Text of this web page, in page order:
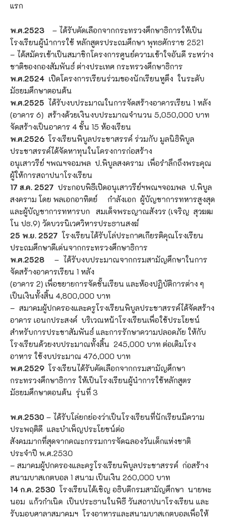
แรก
พ.ศ.2523
– ได้รับคัดเลือกจากกระทรวงศึกษาธิการให้เป็น
โรงเรียนผู้นำการใช้ หลักสูตรประถมศึกษา พุทธศักราช 2521
– ได้สมัครเข้าเป็นสมาชิกโครงการศูนย์ความเข้าใจอันดี ระหว่าง
ชาติของกองสัมพันธ์ ต่างประเทศ กระทรวงศึกษาธิการ
พ.ศ.2524 เปิดโครงการเรียนร่วมของนักเรียนหูตึง ในระดับ
มัธยมศึกษาตอนต้น
พ.ศ.2525 ได้รับงบประมาณในการจัดสร้างอาคารเรียน 1 หลัง
(อาคาร 6) สร้างด้วยเงินงบประมาณจำนวน 5,050,000 บาท
จัดสร้างเป็นอาคาร 4 ชั้น 15 ห้องเรียน
พ.ศ.2526 โรงเรียนพิบูลประชาสรรค์ ร่วมกับ มูลนิธิพิบูล
ประชาสรรค์ได้จัดหาทุนในโครงการก่อสร้าง
อนุเสาวรีย์ ฯพณฯจอมพล ป.พิบูลสงคราม เพื่อรำลึกถึงพระคุณ
ผู้ให้การสถาปนาโรงเรียน
17 ส.ค. 2527 ประกอบพิธีเปิดอนุเสาวรีย์ฯพณฯจอมพล ป.พิบูล
สงคราม โดย พลเอกอาทิตย์ กำลังเอก ผู้บัญชาการทหารสูงสุด
และผู้บัญชาการทหารบก สมเด็จพระญาณสังวร (เจริญ สุวฆฒ
โน ปธ.9) วัดบวรนิเวศวิหารประธานสงฆ์
25 พ.ย. 2527 โรงเรียนได้รับโล่ประกาศเกียรติคุณโรงเรียน
ประถมศึกษาดีเด่นจากกระทรวงศึกษาธิการ
พ.ศ.2528 – ได้รับงบประมาณจากกรมสามัญศึกษาในการ
จัดสร้างอาคารเรียน 1 หลัง
(อาคาร 2) เพื่อขยายการจัดชั้นเรียน และห้องปฏิบัติการต่าง ๆ
เป็นเงินทั้งสิ้น 4,800,000 บาท
– สมาคมผู้ปกครองและครูโรงเรียนพิบูลประชาสรรค์ได้จัดสร้าง
อาคาร เอนกประสงค์ บริเวณหน้าโรงเรียนเพื่อใช้ประโยชน์
สำหรับการประชาสัมพันธ์ และการรักษาความปลอดภัย ให้กับ
โรงเรียนด้วยงบประมาณทั้งสิ้น 245,000 บาท ต่อเติมโรง
อาหาร ใช้งบประมาณ 476,000 บาท
พ.ศ.2529 โรงเรียนได้รับคัดเลือกจากกรมสามัญศึกษา
กระทรวงศึกษาธิการ ให้เป็นโรงเรียนผู้นำการใช้หลักสูตร
มัธยมศึกษาตอนต้น รุ่นที่ 3
พ.ศ.2530 – ได้รับโล่ยกย่องว่าเป็นโรงเรียนที่นักเรียนมีความ
ประพฤติดี และบำเพ็ญประโยชน์ต่อ
สังคมมากที่สุดจากคณะกรรมการจัดฉลองวันเด็กแห่งชาติ
ประจำปี พ.ศ.2530
– สมาคมผู้ปกครองและครูโรงเรียนพิบูลประชาสรรค์ ก่อสร้าง
สนามบาสเกตบอล 1 สนาม เป็นเงิน 260,000 บาท
14 ก.ค. 2530 โรงเรียนได้เชิญ อธิบดีกรมสามัญศึกษา นายพะ
นอม แก้วกำเนิด เป็นประธานในพิธี วันสถาปนาโรงเรียน และ
รับมอบศาลาสมาคมฯ โรงอาหารและสนามบาสเกตบอลเพื่อให้